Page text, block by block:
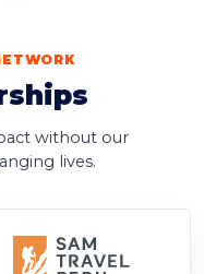
without our
lives.